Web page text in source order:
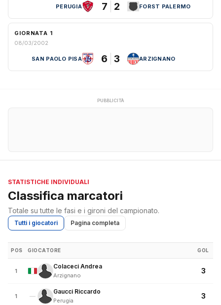
PERUGIA 7 2 FORST PALERMO
GIORNATA 1
08/03/2002
SAN PAOLO PISA 6 3 ARZIGNANO
PUBBLICITÀ
STATISTICHE INDIVIDUALI
Classifica marcatori
Totale su tutte le fasi e i gironi del campionato.
Tutti i giocatori Pagina completa
POS GIOCATORE GOL
1
Colaceci Andrea
Arzignano
3
1 —
Gaucci Riccardo
Perugia
3